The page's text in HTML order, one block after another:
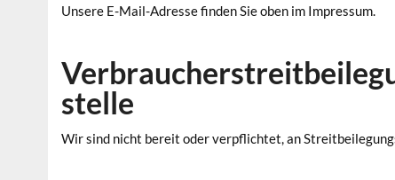
Unsere E-Mail-Adresse finden Sie oben im Impressum.
stelle
Wir sind nicht bereit oder verpflichtet, an